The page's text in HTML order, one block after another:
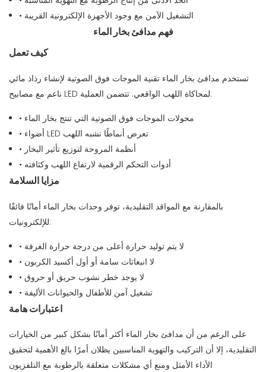
• التشغيل الآمن مع وجود الأجهزة الإلكترونية القريبة
فهم مدافئ بخار الماء
كيف تعمل
تستخدم مدافئ بخار الماء تقنية الموجات فوق الصوتية لإنشاء رذاذ مائي
ناعم مع مصابيح LED لمحاكاة اللهب الواقعي. تتضمن العملية:
• محولات الموجات فوق الصوتية التي تنتج بخار الماء
• أضواء LED تعرض أنماطًا تشبه اللهب
• أنظمة المروحة لتوزيع تأثير البخار
• أدوات التحكم الرقمية لارتفاع اللهب وكثافته
مزايا السلامة
بالمقارنة مع المواقد التقليدية، توفر وحدات بخار الماء أمانًا فائقًا
للإلكترونيات:
• لا يتم توليد حرارة أعلى من درجة حرارة الغرفة
• لا انبعاثات سامة أو أول أكسيد الكربون
• لا يوجد خطر نشوب حريق أو حروق
• تشغيل آمن للأطفال والحيوانات الأليفة
اعتبارات هامة
على الرغم من أن مدافئ بخار الماء أكثر أمانًا بشكل كبير من الخيارات
التقليدية، إلا أن التركيب والتهوية المناسبين يظلان أمرًا بالغ الأهمية لتحقيق
الأداء الأمثل ومنع أي مشكلات متعلقة بالرطوبة مع التلفزيون